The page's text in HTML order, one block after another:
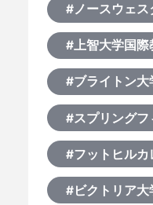
#ノースウェス
#上智大学国際
#ブライトン大
#スプリングフ
#フットヒルカ
#ビクトリア大